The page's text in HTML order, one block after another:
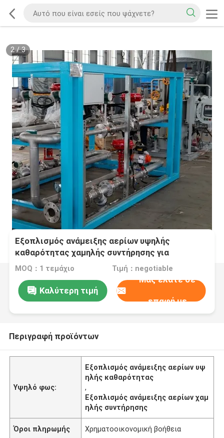
2/3
Εξοπλισμός ανάμειξης αερίων υψηλής
καθαρότητας χαμηλής συντήρησης για
εργοστάσια σιδήρου και χάλυβα
MOQ：1 τεμάχιο Τιμή：negotiable
Καλύτερη τιμή
Μας ελάτε σε
επαφή με
Περιγραφή προϊόντων
Υψηλό φως:
Εξοπλισμός ανάμειξης αερίων υψ
ηλής καθαρότητας
,
Εξοπλισμός ανάμειξης αερίων χαμ
ηλής συντήρησης
Όροι πληρωμής Χρηματοοικονομική βοήθεια